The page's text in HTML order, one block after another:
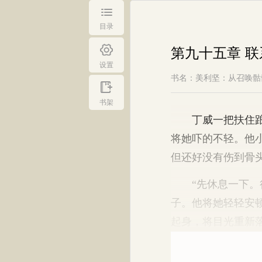
目录
设置
书架
第九十五章
书名：美利坚：从召唤
丁威一把扶住踉
将她吓的不轻。他
但还好没有伤到骨
“先休息一下。
子。他将她轻轻安